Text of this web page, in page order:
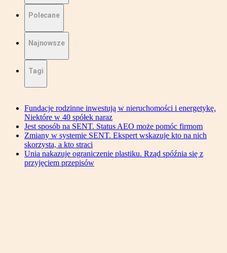
Polecane
Najnowsze
Tagi
Fundacje rodzinne inwestują w nieruchomości i energetykę.
Niektóre w 40 spółek naraz
Jest sposób na SENT. Status AEO może pomóc firmom
Zmiany w systemie SENT. Ekspert wskazuje kto na nich
skorzysta, a kto straci
Unia nakazuje ograniczenie plastiku. Rząd spóźnia się z
przyjęciem przepisów